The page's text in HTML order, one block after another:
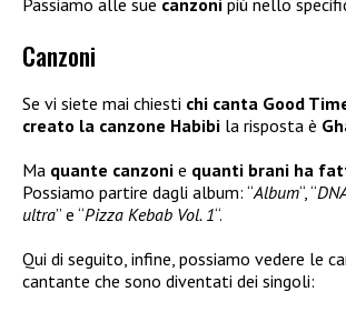
Passiamo alle sue canzoni più nello
Canzoni
Se vi siete mai chiesti chi canta Good
creato la canzone Habibi la risposta è
Ma quante canzoni e quanti brani ha
Possiamo partire dagli album: “Album“, “
ultra” e “Pizza Kebab Vol. 1“.
Qui di seguito, infine, possiamo vedere le
cantante che sono diventati dei singoli: